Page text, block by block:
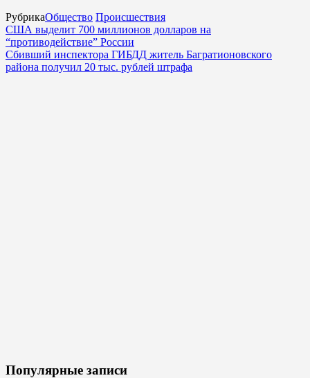
РубрикаОбщество Происшествия
США выделит 700 миллионов долларов на
“противодействие” России
Сбивший инспектора ГИБДД житель Багратионовского
района получил 20 тыс. рублей штрафа
Популярные записи